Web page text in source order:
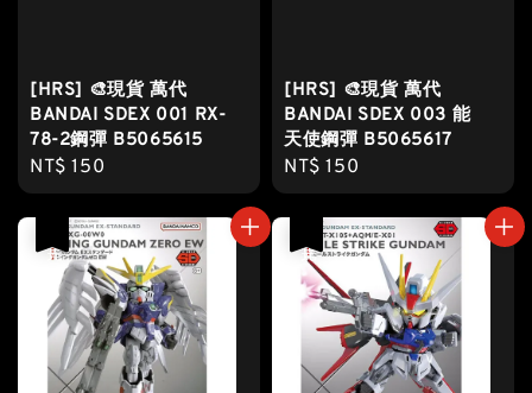
[HRS] 🎨現貨 萬代
BANDAI SDEX 001 RX-
78-2鋼彈 B5065615
Regular
price
NT$ 150
[HRS] 🎨現貨 萬代
BANDAI SDEX 003 能
天使鋼彈 B5065617
Regular
price
NT$ 150